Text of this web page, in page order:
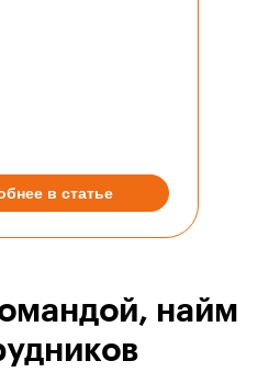
в статье
найм